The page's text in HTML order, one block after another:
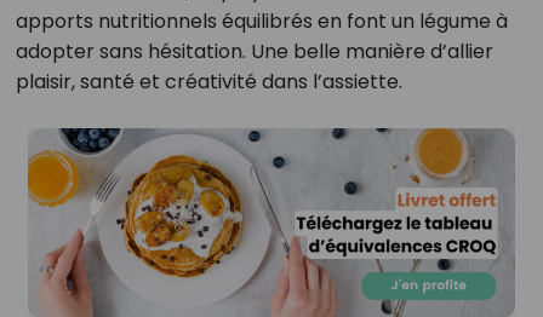
apports nutritionnels équilibrés en font un légume à
adopter sans hésitation. Une belle manière d’allier
plaisir, santé et créativité dans l’assiette.